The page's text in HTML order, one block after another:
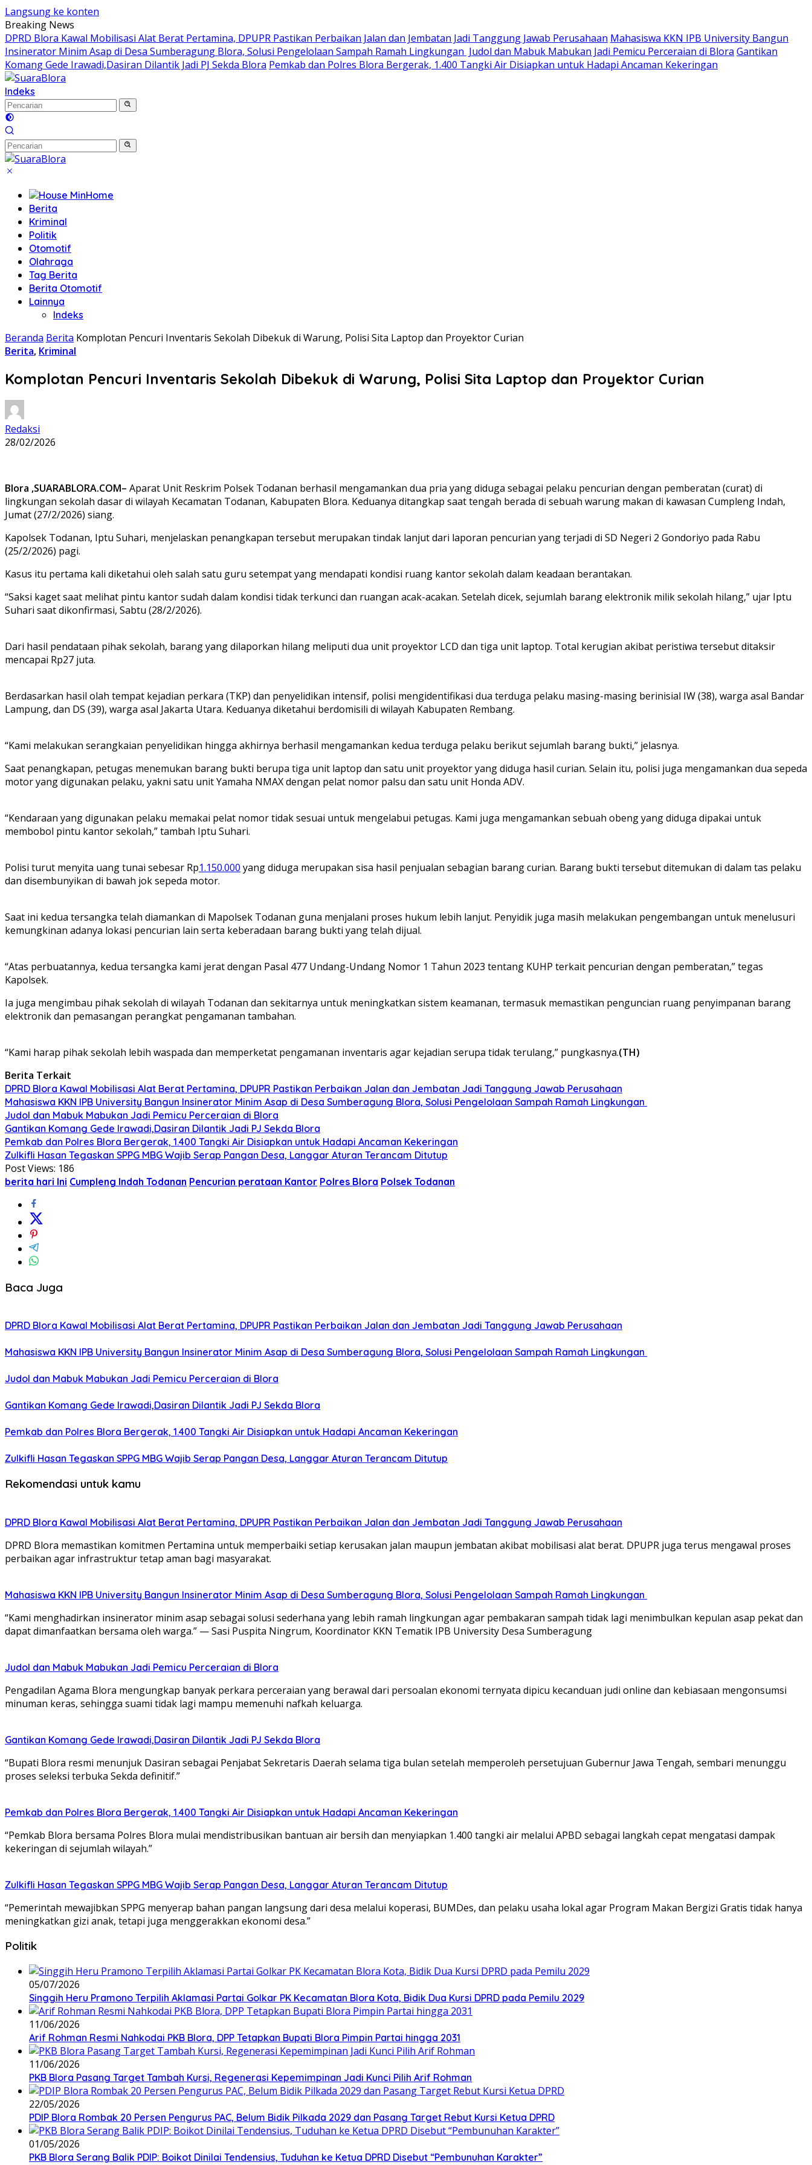
Langsung ke konten
Breaking News
DPRD Blora Kawal Mobilisasi Alat Berat Pertamina, DPUPR Pastikan Perbaikan Jalan dan Jembatan Jadi Tanggung Jawab Perusahaan Mahasiswa KKN IPB University Bangun
Insinerator Minim Asap di Desa Sumberagung Blora, Solusi Pengelolaan Sampah Ramah Lingkungan ‎ Judol dan Mabuk Mabukan Jadi Pemicu Perceraian di Blora Gantikan
Komang Gede Irawadi,Dasiran Dilantik Jadi PJ Sekda Blora Pemkab dan Polres Blora Bergerak, 1.400 Tangki Air Disiapkan untuk Hadapi Ancaman Kekeringan
Indeks
Home
Berita
Kriminal
Politik
Otomotif
Olahraga
Tag Berita
Berita Otomotif
Lainnya
Indeks
Beranda Berita Komplotan Pencuri Inventaris Sekolah Dibekuk di Warung, Polisi Sita Laptop dan Proyektor Curian
Berita, Kriminal
Komplotan Pencuri Inventaris Sekolah Dibekuk di Warung, Polisi Sita Laptop dan Proyektor Curian
Redaksi
28/02/2026
Blora ,SUARABLORA.COM– Aparat Unit Reskrim Polsek Todanan berhasil mengamankan dua pria yang diduga sebagai pelaku pencurian dengan pemberatan (curat) di
lingkungan sekolah dasar di wilayah Kecamatan Todanan, Kabupaten Blora. Keduanya ditangkap saat tengah berada di sebuah warung makan di kawasan Cumpleng Indah,
Jumat (27/2/2026) siang.
Kapolsek Todanan, Iptu Suhari, menjelaskan penangkapan tersebut merupakan tindak lanjut dari laporan pencurian yang terjadi di SD Negeri 2 Gondoriyo pada Rabu
(25/2/2026) pagi.
Kasus itu pertama kali diketahui oleh salah satu guru setempat yang mendapati kondisi ruang kantor sekolah dalam keadaan berantakan.
‎“Saksi kaget saat melihat pintu kantor sudah dalam kondisi tidak terkunci dan ruangan acak-acakan. Setelah dicek, sejumlah barang elektronik milik sekolah hilang,” ujar Iptu
Suhari saat dikonfirmasi, Sabtu (28/2/2026).
Dari hasil pendataan pihak sekolah, barang yang dilaporkan hilang meliputi dua unit proyektor LCD dan tiga unit laptop. Total kerugian akibat peristiwa tersebut ditaksir
mencapai Rp27 juta.
Berdasarkan hasil olah tempat kejadian perkara (TKP) dan penyelidikan intensif, polisi mengidentifikasi dua terduga pelaku masing-masing berinisial IW (38), warga asal Bandar
Lampung, dan DS (39), warga asal Jakarta Utara. Keduanya diketahui berdomisili di wilayah Kabupaten Rembang.
“Kami melakukan serangkaian penyelidikan hingga akhirnya berhasil mengamankan kedua terduga pelaku berikut sejumlah barang bukti,” jelasnya.
‎Saat penangkapan, petugas menemukan barang bukti berupa tiga unit laptop dan satu unit proyektor yang diduga hasil curian. Selain itu, polisi juga mengamankan dua sepeda
motor yang digunakan pelaku, yakni satu unit Yamaha NMAX dengan pelat nomor palsu dan satu unit Honda ADV.
“Kendaraan yang digunakan pelaku memakai pelat nomor tidak sesuai untuk mengelabui petugas. Kami juga mengamankan sebuah obeng yang diduga dipakai untuk
membobol pintu kantor sekolah,” tambah Iptu Suhari.
Polisi turut menyita uang tunai sebesar Rp1.150.000 yang diduga merupakan sisa hasil penjualan sebagian barang curian. Barang bukti tersebut ditemukan di dalam tas pelaku
dan disembunyikan di bawah jok sepeda motor.
Saat ini kedua tersangka telah diamankan di Mapolsek Todanan guna menjalani proses hukum lebih lanjut. Penyidik juga masih melakukan pengembangan untuk menelusuri
kemungkinan adanya lokasi pencurian lain serta keberadaan barang bukti yang telah dijual.
“Atas perbuatannya, kedua tersangka kami jerat dengan Pasal 477 Undang-Undang Nomor 1 Tahun 2023 tentang KUHP terkait pencurian dengan pemberatan,” tegas
Kapolsek.
‎Ia juga mengimbau pihak sekolah di wilayah Todanan dan sekitarnya untuk meningkatkan sistem keamanan, termasuk memastikan penguncian ruang penyimpanan barang
elektronik dan pemasangan perangkat pengamanan tambahan.
“Kami harap pihak sekolah lebih waspada dan memperketat pengamanan inventaris agar kejadian serupa tidak terulang,” pungkasnya.(TH)
Berita Terkait
DPRD Blora Kawal Mobilisasi Alat Berat Pertamina, DPUPR Pastikan Perbaikan Jalan dan Jembatan Jadi Tanggung Jawab Perusahaan
Mahasiswa KKN IPB University Bangun Insinerator Minim Asap di Desa Sumberagung Blora, Solusi Pengelolaan Sampah Ramah Lingkungan ‎
Judol dan Mabuk Mabukan Jadi Pemicu Perceraian di Blora
Gantikan Komang Gede Irawadi,Dasiran Dilantik Jadi PJ Sekda Blora
Pemkab dan Polres Blora Bergerak, 1.400 Tangki Air Disiapkan untuk Hadapi Ancaman Kekeringan
Zulkifli Hasan Tegaskan SPPG MBG Wajib Serap Pangan Desa, Langgar Aturan Terancam Ditutup
Post Views: 186
berita hari Ini Cumpleng Indah Todanan Pencurian perataan Kantor Polres Blora Polsek Todanan
Baca Juga
DPRD Blora Kawal Mobilisasi Alat Berat Pertamina, DPUPR Pastikan Perbaikan Jalan dan Jembatan Jadi Tanggung Jawab Perusahaan
Mahasiswa KKN IPB University Bangun Insinerator Minim Asap di Desa Sumberagung Blora, Solusi Pengelolaan Sampah Ramah Lingkungan ‎
Judol dan Mabuk Mabukan Jadi Pemicu Perceraian di Blora
Gantikan Komang Gede Irawadi,Dasiran Dilantik Jadi PJ Sekda Blora
Pemkab dan Polres Blora Bergerak, 1.400 Tangki Air Disiapkan untuk Hadapi Ancaman Kekeringan
Zulkifli Hasan Tegaskan SPPG MBG Wajib Serap Pangan Desa, Langgar Aturan Terancam Ditutup
Rekomendasi untuk kamu
DPRD Blora Kawal Mobilisasi Alat Berat Pertamina, DPUPR Pastikan Perbaikan Jalan dan Jembatan Jadi Tanggung Jawab Perusahaan
DPRD Blora memastikan komitmen Pertamina untuk memperbaiki setiap kerusakan jalan maupun jembatan akibat mobilisasi alat berat. DPUPR juga terus mengawal proses
perbaikan agar infrastruktur tetap aman bagi masyarakat.
Mahasiswa KKN IPB University Bangun Insinerator Minim Asap di Desa Sumberagung Blora, Solusi Pengelolaan Sampah Ramah Lingkungan ‎
“Kami menghadirkan insinerator minim asap sebagai solusi sederhana yang lebih ramah lingkungan agar pembakaran sampah tidak lagi menimbulkan kepulan asap pekat dan
dapat dimanfaatkan bersama oleh warga.” — Sasi Puspita Ningrum, Koordinator KKN Tematik IPB University Desa Sumberagung
Judol dan Mabuk Mabukan Jadi Pemicu Perceraian di Blora
Pengadilan Agama Blora mengungkap banyak perkara perceraian yang berawal dari persoalan ekonomi ternyata dipicu kecanduan judi online dan kebiasaan mengonsumsi
minuman keras, sehingga suami tidak lagi mampu memenuhi nafkah keluarga.
Gantikan Komang Gede Irawadi,Dasiran Dilantik Jadi PJ Sekda Blora
“Bupati Blora resmi menunjuk Dasiran sebagai Penjabat Sekretaris Daerah selama tiga bulan setelah memperoleh persetujuan Gubernur Jawa Tengah, sembari menunggu
proses seleksi terbuka Sekda definitif.”
Pemkab dan Polres Blora Bergerak, 1.400 Tangki Air Disiapkan untuk Hadapi Ancaman Kekeringan
“Pemkab Blora bersama Polres Blora mulai mendistribusikan bantuan air bersih dan menyiapkan 1.400 tangki air melalui APBD sebagai langkah cepat mengatasi dampak
kekeringan di sejumlah wilayah.”
Zulkifli Hasan Tegaskan SPPG MBG Wajib Serap Pangan Desa, Langgar Aturan Terancam Ditutup
“Pemerintah mewajibkan SPPG menyerap bahan pangan langsung dari desa melalui koperasi, BUMDes, dan pelaku usaha lokal agar Program Makan Bergizi Gratis tidak hanya
meningkatkan gizi anak, tetapi juga menggerakkan ekonomi desa.”
Politik
05/07/2026
Singgih Heru Pramono Terpilih Aklamasi Partai Golkar PK Kecamatan Blora Kota, Bidik Dua Kursi DPRD pada Pemilu 2029
11/06/2026
Arif Rohman Resmi Nahkodai PKB Blora, DPP Tetapkan Bupati Blora Pimpin Partai hingga 2031
11/06/2026
PKB Blora Pasang Target Tambah Kursi, Regenerasi Kepemimpinan Jadi Kunci Pilih Arif Rohman
22/05/2026
PDIP Blora Rombak 20 Persen Pengurus PAC, Belum Bidik Pilkada 2029 dan Pasang Target Rebut Kursi Ketua DPRD
01/05/2026
PKB Blora Serang Balik PDIP: Boikot Dinilai Tendensius, Tuduhan ke Ketua DPRD Disebut “Pembunuhan Karakter”